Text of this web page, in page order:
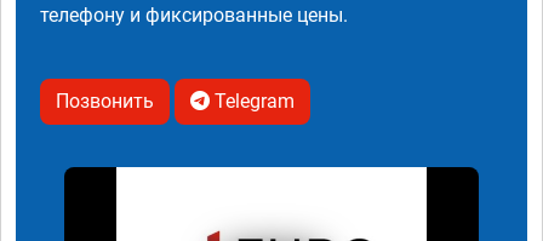
телефону и фиксированные цены.
Позвонить Telegram